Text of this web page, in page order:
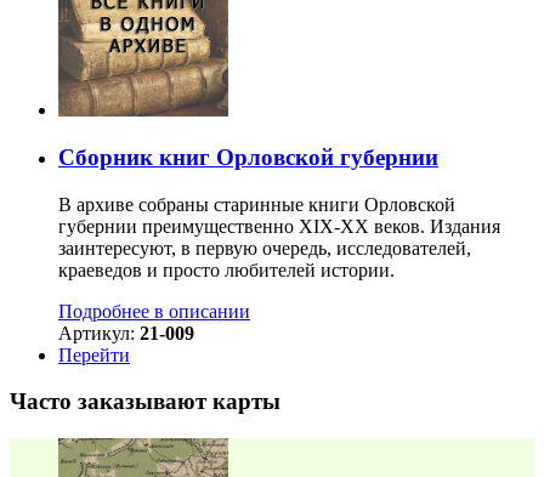
Сборник книг Орловской губернии
В архиве собраны старинные книги Орловской
губернии преимущественно XIX-ХХ веков. Издания
заинтересуют, в первую очередь, исследователей,
краеведов и просто любителей истории.
Подробнее в описании
Артикул: 21-009
Перейти
Часто заказывают карты